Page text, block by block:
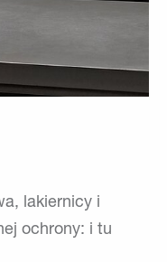
lakiernicy i
ochrony: i tu